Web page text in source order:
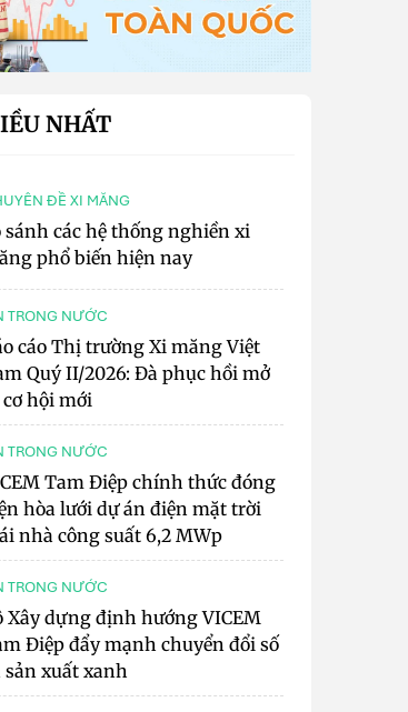
NHẤT
ĐỀ XI MĂNG
sánh các hệ thống nghiền xi
phổ biến hiện nay
TRONG NƯỚC
cáo Thị trường Xi măng Việt
Quý II/2026: Đà phục hồi mở
cơ hội mới
TRONG NƯỚC
Tam Điệp chính thức đóng
hòa lưới dự án điện mặt trời
nhà công suất 6,2 MWp
TRONG NƯỚC
Xây dựng định hướng VICEM
Điệp đẩy mạnh chuyển đổi số
sản xuất xanh